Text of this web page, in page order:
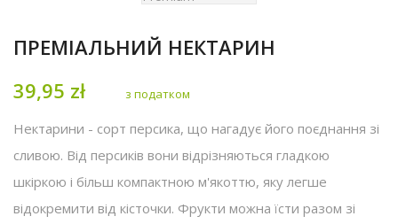
ПРЕМІАЛЬНИЙ НЕКТАРИН
39,95 zł
з податком
Нектарини - сорт персика, що нагадує його поєднання зі
сливою. Від персиків вони відрізняються гладкою
шкіркою і більш компактною м'якоттю, яку легше
відокремити від кісточки. Фрукти можна їсти разом зі